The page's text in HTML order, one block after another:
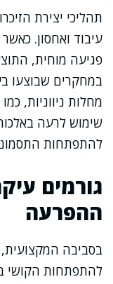
תהליכי יצירת
עיבוד ואחסון.
פגיעה מוחית,
במחקרים שבוצעו
מחלות ניווניות,
שימוש לרעה
להתפתחות
גורמים
ההפרעה
בסביבה המקצועית,
להתפתחות הקושי